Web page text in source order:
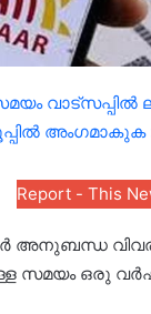
വാട്സപ്പിൽ
അംഗമാകുക
Report - This
ഒരു വർഷം